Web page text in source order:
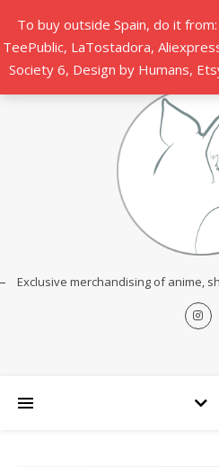
To buy outside Spain, do it
TeePublic, LaTostadora,
Society 6, Design by Humans,
Exclusive merchandising of anime,